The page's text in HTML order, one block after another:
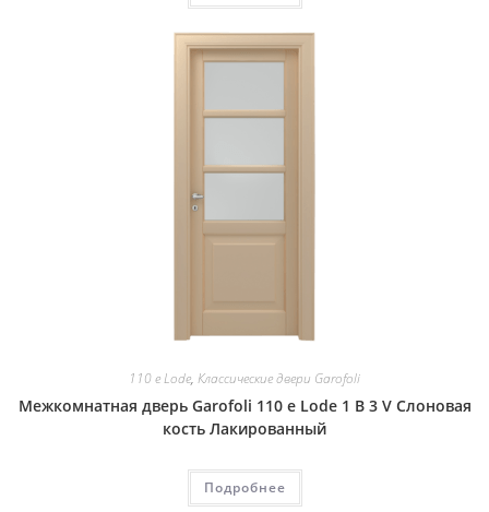
110 e Lode, Классические двери Garofoli
Межкомнатная дверь Garofoli 110 e Lode 1 B 3 V Слоновая
кость Лакированный
Подробнее